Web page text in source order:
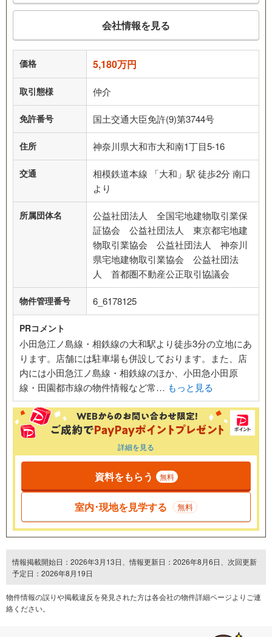
会社情報を見る
価格 5,180万円
取引態様 仲介
免許番号 国土交通大臣免許(9)第3744号
住所 神奈川県大和市大和南1丁目5-16
交通
相模鉄道本線 「大和」駅 徒歩2分 南口
より
所属団体名
公益社団法人 全国宅地建物取引業保
証協会 公益社団法人 東京都宅地建
物取引業協会 公益社団法人 神奈川
県宅地建物取引業協会 公益社団法
人 首都圏不動産公正取引協議会
物件管理番号 6_6178125
PRコメント
小田急江ノ島線・相鉄線の大和駅より徒歩3分の立地にあ
ります。店舗には駐車場も併設しております。また、店
内には小田急江ノ島線・相鉄線のほか、小田急小田原
線・田園都市線の物件情報など常… もっと見る
詳細を見る
資料をもらう 無料
室内･現地を見学する 無料
情報掲載開始日：2026年3月13日、情報更新日：2026年8月6日、次回更新
予定日：2026年8月19日
物件情報の誤りや掲載違反を発⾒された方は各会社の物件詳細ページよりご連
絡ください。